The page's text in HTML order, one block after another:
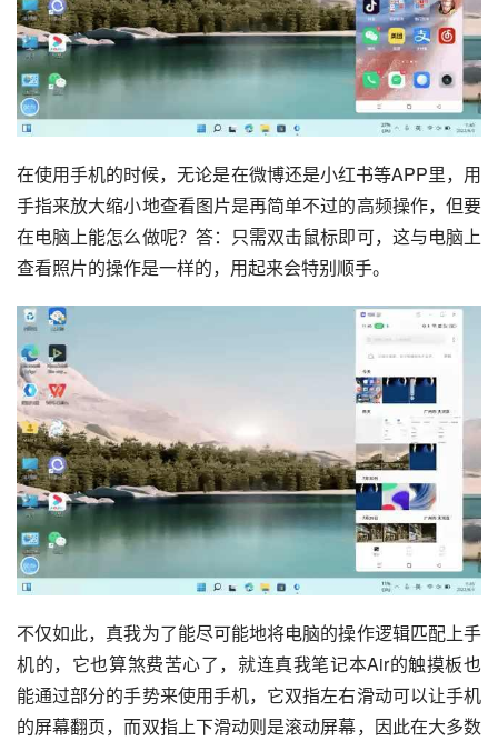
在使用手机的时候，无论是在微博还是小红书等APP里，用
手指来放大缩小地查看图片是再简单不过的高频操作，但要
在电脑上能怎么做呢？答：只需双击鼠标即可，这与电脑上
查看照片的操作是一样的，用起来会特别顺手。
不仅如此，真我为了能尽可能地将电脑的操作逻辑匹配上手
机的，它也算煞费苦心了，就连真我笔记本Air的触摸板也
能通过部分的手势来使用手机，它双指左右滑动可以让手机
的屏幕翻页，而双指上下滑动则是滚动屏幕，因此在大多数